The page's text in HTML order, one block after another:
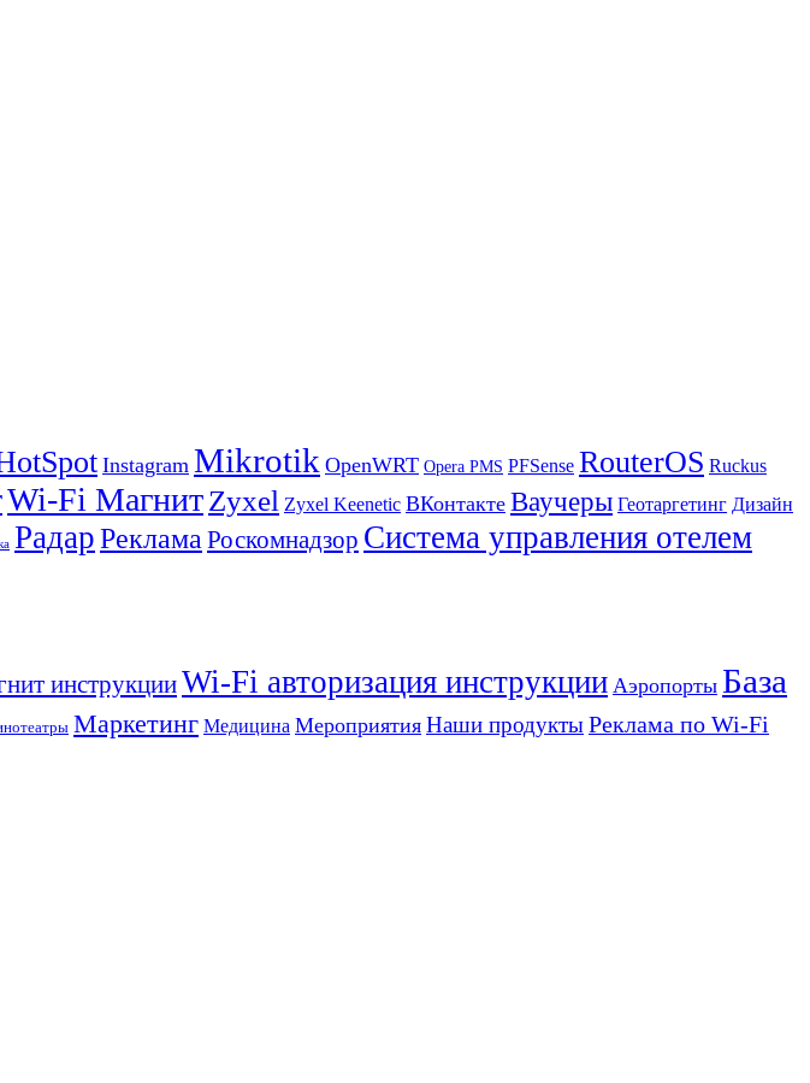
Instagram Mikrotik OpenWRT Opera PMS PFSense RouterOS Ruckus
Wi-Fi МагнитZyxel Zyxel Keenetic ВКонтакте Ваучеры Геотаргетинг Дизайн
РадарРеклама Роскомнадзор Система управления отелем
инструкцииWi-Fi авторизация инструкции Аэропорты База
Маркетинг Медицина Мероприятия Наши продуктыРеклама по Wi-Fi